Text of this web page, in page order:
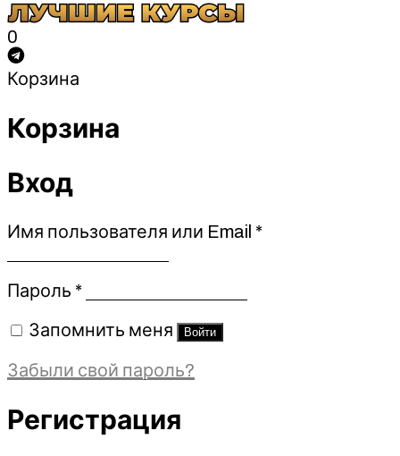
0
Корзина
Корзина
Вход
Имя пользователя или Email *Обязательно
Пароль *Обязательно
Запомнить меня Войти
Забыли свой пароль?
Регистрация